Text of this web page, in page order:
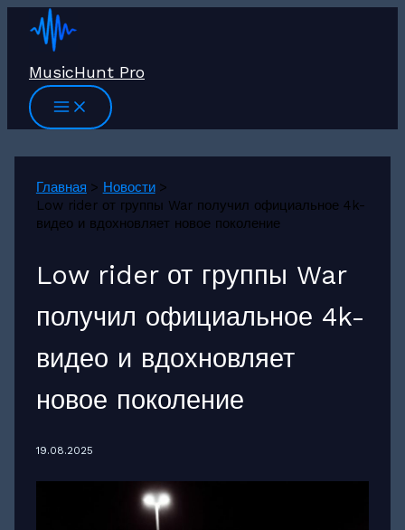
Перейти
MusicHunt Pro
Главная
Новости
Low rider от группы War получил официальное 4k-
видео и вдохновляет новое поколение
Low rider от группы War
получил официальное 4k-
видео и вдохновляет
новое поколение
19.08.2025